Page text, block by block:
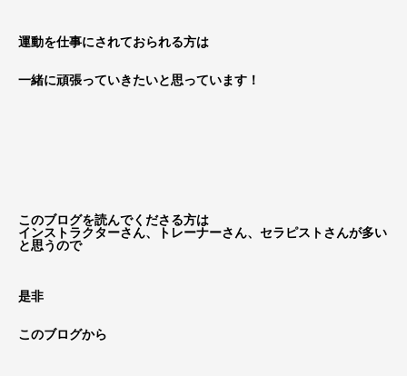
運動を仕事にされておられる方は
一緒に頑張っていきたいと思っています！
このブログを読んでくださる方は
インストラクターさん、トレーナーさん、セラピストさんが多い
と思うので
是非
このブログから